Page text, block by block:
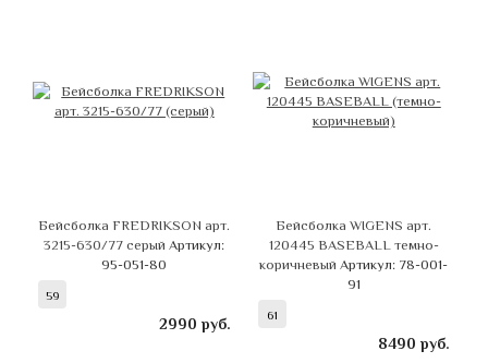
Бейсболка FREDRIKSON арт.
3215-630/77 серыйАртикул:
95-051-80
59
2990 руб.
Бейсболка WIGENS арт.
120445 BASEBALL темно-
коричневыйАртикул: 78-001-
91
61
8490 руб.